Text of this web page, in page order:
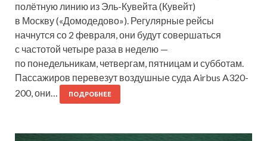
полётную линию из Эль-Кувейта (Кувейт)
в Москву («Домодедово»). Регулярные рейсы
начнутся со 2 февраля, они будут совершаться
с частотой четыре раза в неделю —
по понедельникам, четвергам, пятницам и субботам.
Пассажиров перевезут воздушные суда Airbus A320-
200, они…
ПОДРОБНЕЕ